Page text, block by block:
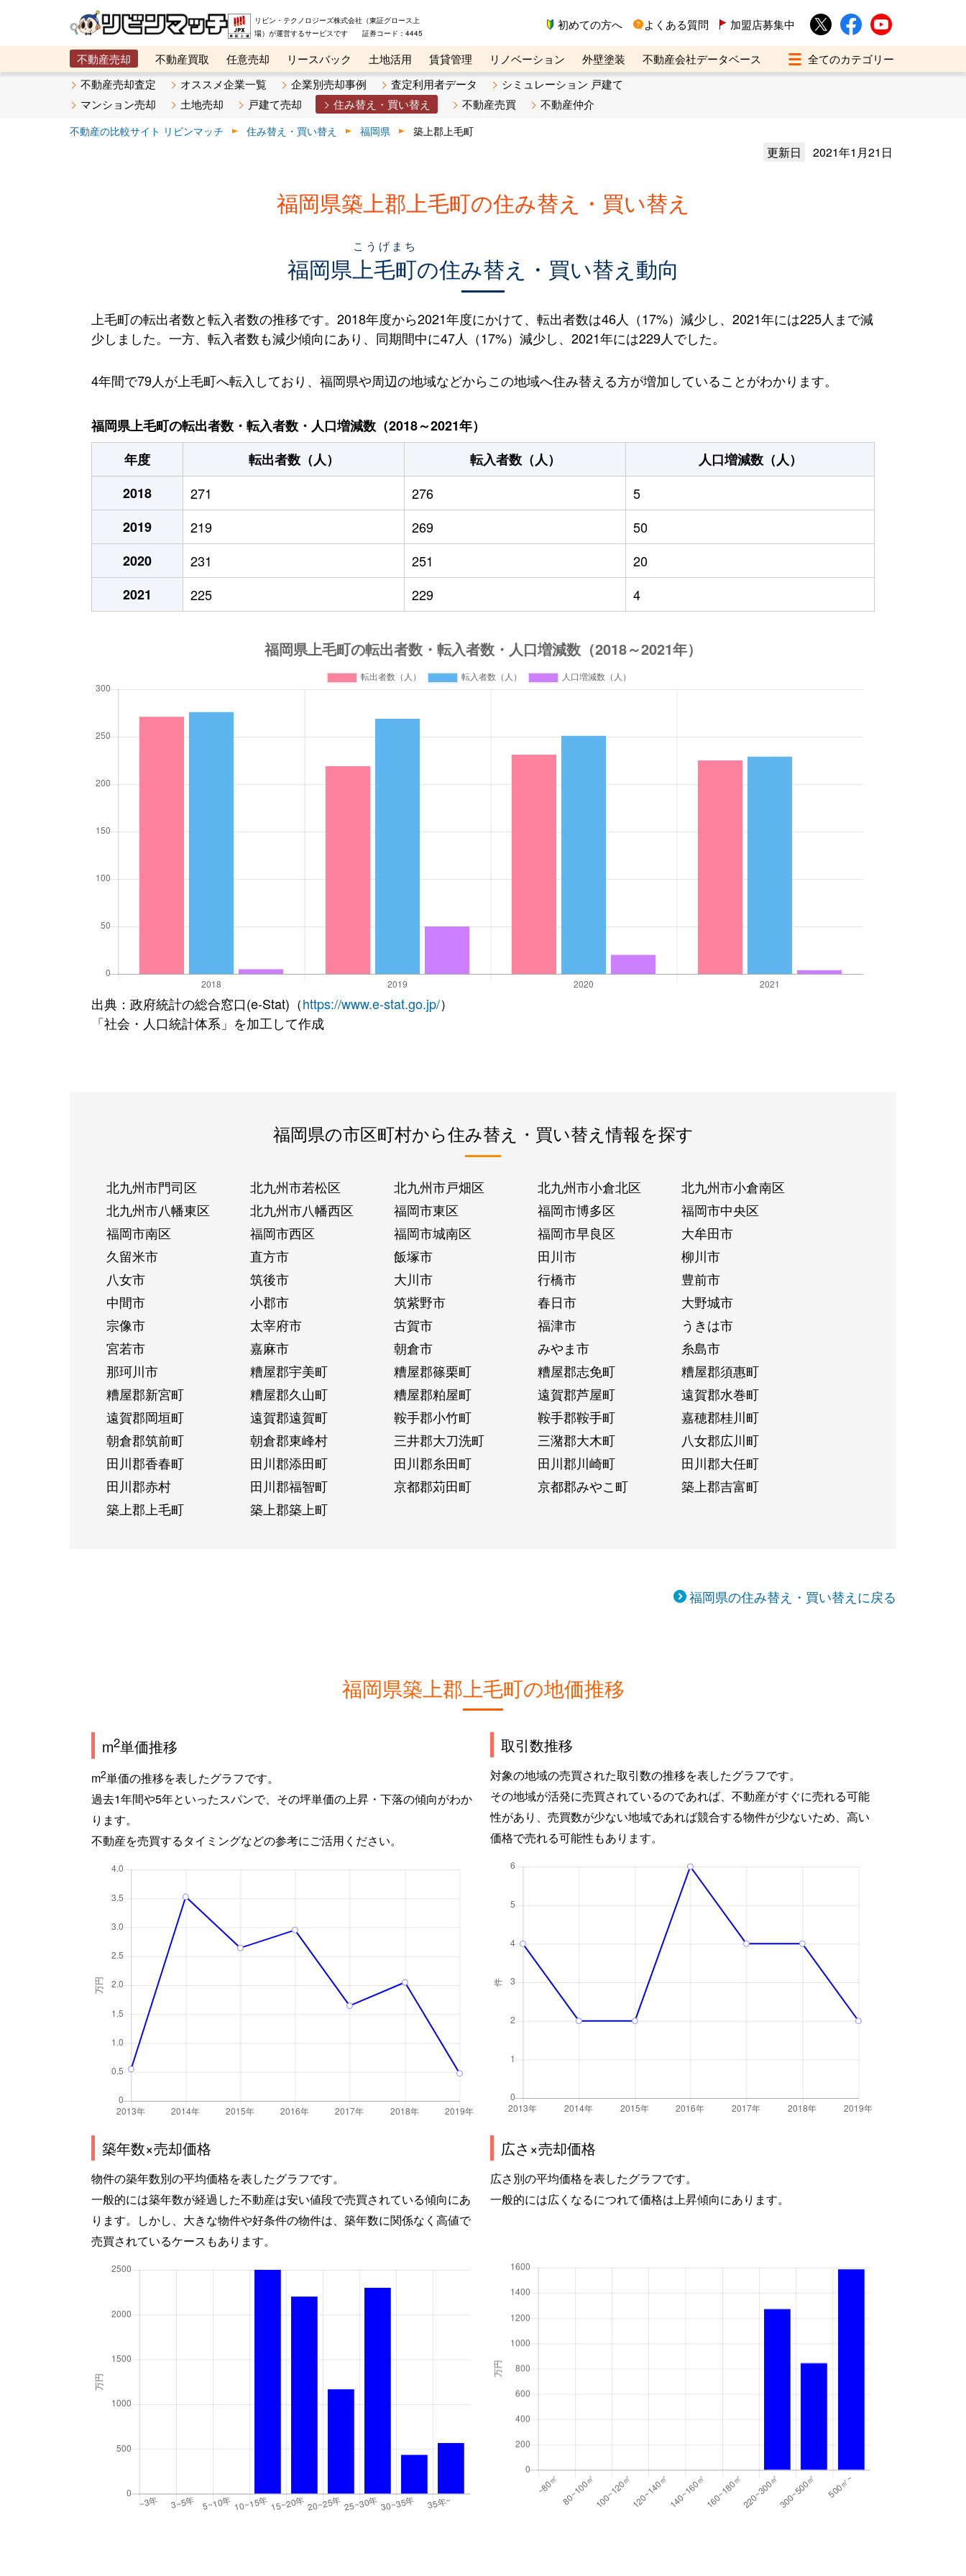
リビン・テクノロジーズ株式会社（東証グロース上
場）が運営するサービスです 証券コード：4445
初めての方へ よくある質問 加盟店募集中
不動産売却 不動産買取 任意売却 リースバック 土地活用 賃貸管理 リノベーション 外壁塗装
不動産会社データベース
メタ住宅展示場
ベスト不動産カンパニー オンライン講座 リビンマガジンBiz 不動産売却ご相談デスク
不動産売却査定 オススメ企業一覧 企業別売却事例 査定利用者データ
シミュレーション 戸建て
マンション売却
土地売却 戸建て売却 住み替え・買い替え 不動産売買 不動産仲介
不動産の比較サイト リビンマッチ 住み替え・買い替え 福岡県 築上郡上毛町
更新日 2021年1月21日
福岡県築上郡上毛町の住み替え・買い替え
福岡県上毛町
こうげまち
の住み替え・買い替え動向
上毛町の転出者数と転入者数の推移です。2018年度から2021年度にかけて、転出者数は46人（17%）減少し、2021年には225人まで減
少しました。一方、転入者数も減少傾向にあり、同期間中に47人（17%）減少し、2021年には229人でした。
4年間で79人が上毛町へ転入しており、福岡県や周辺の地域などからこの地域へ住み替える方が増加していることがわかります。
福岡県上毛町の転出者数・転入者数・人口増減数（2018～2021年）
年度
転出者数（人） 転入者数（人）
人口増減数（人）
2018
271 276
5
2019
219 269
50
2020
231 251
20
2021
225 229 4
出典：政府統計の総合窓口(e-Stat)（https://www.e-stat.go.jp/）
「社会・人口統計体系」を加工して作成
福岡県の市区町村から住み替え・買い替え情報を探す
北九州市門司区 北九州市若松区 北九州市戸畑区 北九州市小倉北区
北九州市小倉南区
北九州市八幡東区
北九州市八幡西区 福岡市東区 福岡市博多区
福岡市中央区
福岡市南区
福岡市西区 福岡市城南区 福岡市早良区
大牟田市
久留米市
直方市 飯塚市 田川市
柳川市
八女市
筑後市 大川市 行橋市
豊前市
中間市
小郡市 筑紫野市 春日市
大野城市
宗像市
太宰府市 古賀市 福津市
うきは市
宮若市
嘉麻市 朝倉市 みやま市
糸島市
那珂川市
糟屋郡宇美町 糟屋郡篠栗町 糟屋郡志免町
糟屋郡須惠町
糟屋郡新宮町
糟屋郡久山町 糟屋郡粕屋町 遠賀郡芦屋町
遠賀郡水巻町
遠賀郡岡垣町
遠賀郡遠賀町 鞍手郡小竹町 鞍手郡鞍手町
嘉穂郡桂川町
朝倉郡筑前町
朝倉郡東峰村 三井郡大刀洗町 三潴郡大木町
八女郡広川町
田川郡香春町
田川郡添田町 田川郡糸田町 田川郡川崎町
田川郡大任町
田川郡赤村
田川郡福智町 京都郡苅田町 京都郡みやこ町
築上郡吉富町
築上郡上毛町
築上郡築上町
福岡県の住み替え・買い替えに戻る
福岡県築上郡上毛町の地価推移
m2単価推移
m2単価の推移を表したグラフです。
過去1年間や5年といったスパンで、その坪単価の上昇・下落の傾向がわか
ります。
不動産を売買するタイミングなどの参考にご活用ください。
取引数推移
対象の地域の売買された取引数の推移を表したグラフです。
その地域が活発に売買されているのであれば、不動産がすぐに売れる可能
性があり、売買数が少ない地域であれば競合する物件が少ないため、高い
価格で売れる可能性もあります。
築年数×売却価格
物件の築年数別の平均価格を表したグラフです。
一般的には築年数が経過した不動産は安い値段で売買されている傾向にあ
ります。しかし、大きな物件や好条件の物件は、築年数に関係なく高値で
売買されているケースもあります。
広さ×売却価格
広さ別の平均価格を表したグラフです。
一般的には広くなるにつれて価格は上昇傾向にあります。